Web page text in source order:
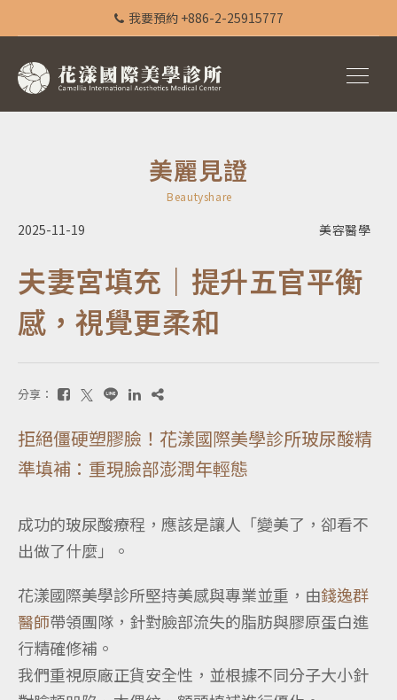
我要預約 +886-2-25915777
美麗見證
Beautyshare
2025-11-19 美容醫學
夫妻宮填充｜提升五官平衡
感，視覺更柔和
分享：
拒絕僵硬塑膠臉！花漾國際美學診所玻尿酸精
準填補：重現臉部澎潤年輕態
成功的玻尿酸療程，應該是讓人「變美了，卻看不
出做了什麼」。
花漾國際美學診所堅持美感與專業並重，由錢逸群
醫師帶領團隊，針對臉部流失的脂肪與膠原蛋白進
行精確修補。
我們重視原廠正貨安全性，並根據不同分子大小針